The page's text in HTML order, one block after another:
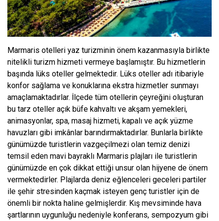
Marmaris otelleri yaz turizminin önem kazanmasıyla birlikte
nitelikli turizm hizmeti vermeye başlamıştır. Bu hizmetlerin
başında lüks oteller gelmektedir. Lüks oteller adı itibariyle
konfor sağlama ve konuklarına ekstra hizmetler sunmayı
amaçlamaktadırlar. İlçede tüm otellerin çeyreğini oluşturan
bu tarz oteller açık büfe kahvaltı ve akşam yemekleri,
animasyonlar, spa, masaj hizmeti, kapalı ve açık yüzme
havuzları gibi imkânlar barındırmaktadırlar. Bunlarla birlikte
günümüzde turistlerin vazgeçilmezi olan temiz denizi
temsil eden mavi bayraklı Marmaris plajları ile turistlerin
günümüzde en çok dikkat ettiği unsur olan hijyene de önem
vermektedirler. Plajlarda deniz eğlenceleri geceleri partiler
ile şehir stresinden kaçmak isteyen genç turistler için de
önemli bir nokta haline gelmişlerdir. Kış mevsiminde hava
şartlarının uygunluğu nedeniyle konferans, sempozyum gibi